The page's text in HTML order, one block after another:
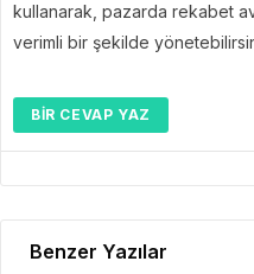
kullanarak, pazarda rekabet
verimli bir şekilde
BIR CEVAP YAZ
Benzer Yazılar